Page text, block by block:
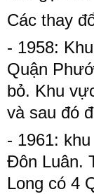
Các thay
- 1958:
Quận
bỏ. Khu
và sau đó
- 1961:
Đôn Luân.
Long có 4